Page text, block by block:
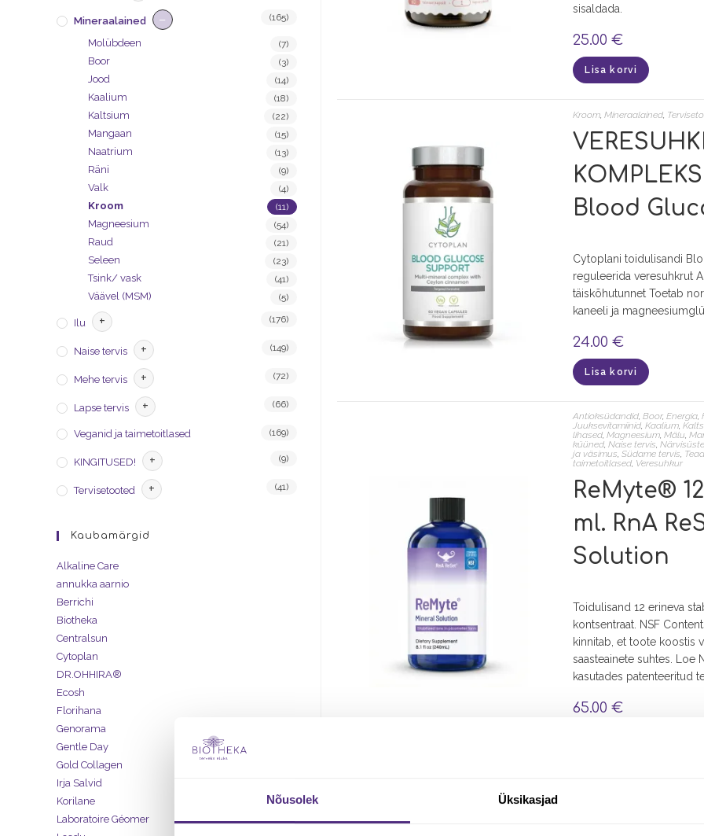
Nõusolek Üksikasjad
sisaldada.
25.00€
Lisa korvi
Kroom ,Mineraalained
Blood
Cytoplani toidulisandi
reguleerida veresuhkrut
täiskõhutunnet Toetab
kaneeli ja
24.00€
Lisa korvi
Antioksüdandid,Boor,Energia,
Juuksevitamiinid,Kaalium,
lihased,Magneesium,Mälu,
küüned,Naise tervis,
ja väsimus,Südame tervis,
taimetoitlased, Veresuhkur
ReMyte®
ml. RnA
Solution
Toidulisand 12 erineva
kontsentraat. NSF
kinnitab, et toote koostis
saasteainete suhtes. Loe
kasutades patenteeritud
65.00€
Mineraalained − (165)
Molübdeen (7)
Boor (3)
Jood (14)
Kaalium (18)
Kaltsium (22)
Mangaan (15)
Naatrium (13)
Räni (9)
Valk (4)
Kroom (11)
Magneesium (54)
Raud (21)
Seleen (23)
Tsink/ vask (41)
Väävel (MSM) (5)
Ilu + (176)
Naise tervis + (149)
Mehe tervis + (72)
Lapse tervis + (66)
Veganid ja taimetoitlased (169)
KINGITUSED! + (9)
Tervisetooted + (41)
Kaubamärgid
Alkaline Care
annukka aarnio
Berrichi
Biotheka
Centralsun
Cytoplan
DR.OHHIRA®
Ecosh
Florihana
Genorama
Gentle Day
Gold Collagen
Irja Salvid
Korilane
Laboratoire Géomer